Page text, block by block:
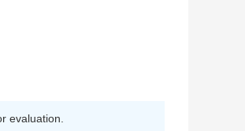
evaluation.